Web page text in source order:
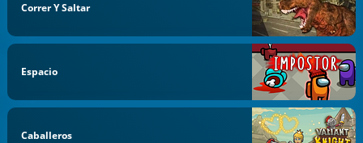
Correr Y Saltar
Espacio
Caballeros